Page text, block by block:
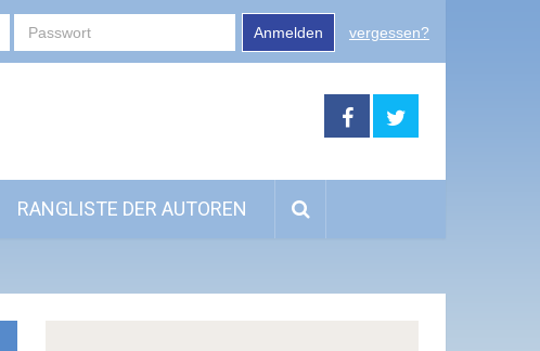
Anmelden vergessen?
RANGLISTE DER AUTOREN